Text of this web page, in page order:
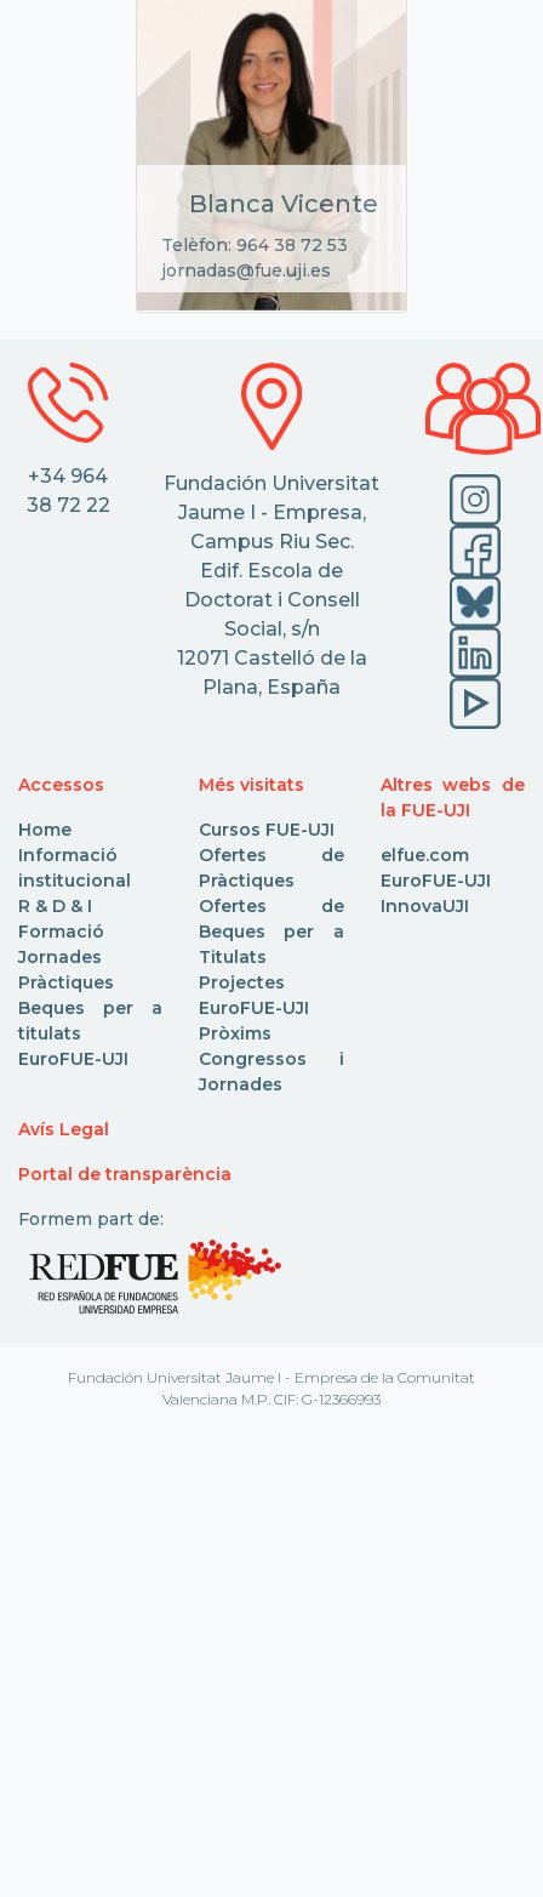
Blanca Vicente
Telèfon: 964 38 72 53
jornadas@fue.uji.es
+34 964
38 72 22
Fundación Universitat
Jaume I - Empresa,
Campus Riu Sec.
Edif. Escola de
Doctorat i Consell
Social, s/n
12071 Castelló de la
Plana, España
Accessos
Home
Informació
institucional
R & D & I
Formació
Jornades
Pràctiques
Beques per a
titulats
EuroFUE-UJI
Més visitats
Cursos FUE-UJI
Ofertes de
Pràctiques
Ofertes de
Beques per a
Titulats
Projectes
EuroFUE-UJI
Pròxims
Congressos i
Jornades
Altres webs de
la FUE-UJI
elfue.com
EuroFUE-UJI
InnovaUJI
Avís Legal
Portal de transparència
Formem part de:
Fundación Universitat Jaume I - Empresa de la Comunitat
Valenciana M.P. CIF: G-12366993